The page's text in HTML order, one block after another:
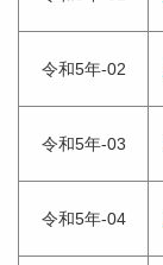
令和5年-02
令和5年-03
令和5年-04